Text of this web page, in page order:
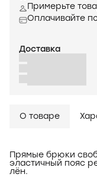
Примерьте
Оплачивайте
Доставка
О товаре
Прямые брюки
эластичный пояс
лён.